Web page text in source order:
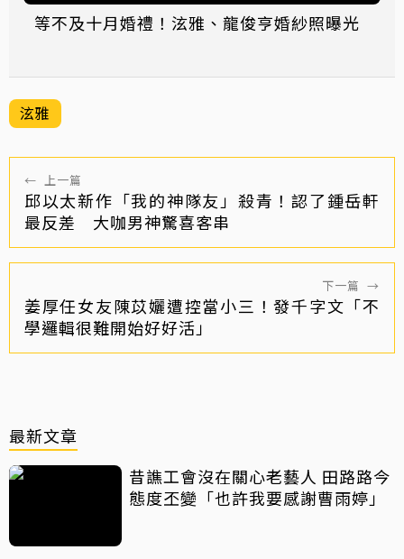
等不及十月婚禮！泫雅、龍俊亨婚紗照曝光
泫雅
← 上一篇
邱以太新作「我的神隊友」殺青！認了鍾岳軒
最反差 大咖男神驚喜客串
下一篇 →
姜厚任女友陳苡孋遭控當小三！發千字文「不
學邏輯很難開始好好活」
最新文章
昔譙工會沒在關心老藝人 田路路今
態度丕變「也許我要感謝曹雨婷」